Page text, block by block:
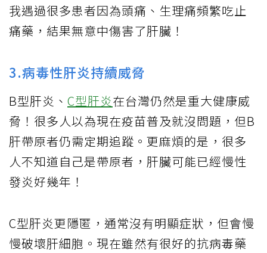
我遇過很多患者因為頭痛、生理痛頻繁吃止
痛藥，結果無意中傷害了肝臟！
3.病毒性肝炎持續威脅
B型肝炎、 C型肝炎在台灣仍然是重大健康威
脅！很多人以為現在疫苗普及就沒問題，但B
肝帶原者仍需定期追蹤。更麻煩的是，很多
人不知道自己是帶原者，肝臟可能已經慢性
發炎好幾年！
C型肝炎更隱匿，通常沒有明顯症狀，但會慢
慢破壞肝細胞。現在雖然有很好的抗病毒藥